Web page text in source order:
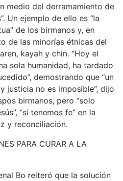
medio del derramamiento de
Un ejemplo de ello es “la
de los birmanos y, en
de las minorías étnicas del
kayah y chin. “Hoy el
sola humanidad, ha tardado
demostrando que “un
justicia no es imposible”, dijo
birmanos, pero “solo
“si tenemos fe” en la
y reconciliación.
PARA CURAR A LA
Bo reiteró que la solución